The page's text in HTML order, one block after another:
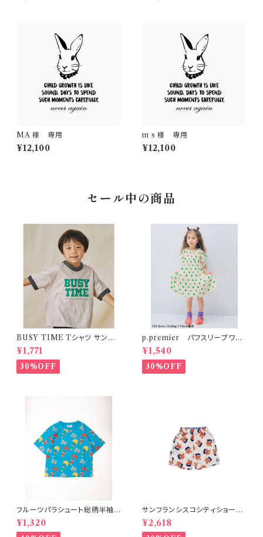
MA 様 専用
¥12,100
m s 様 専用
¥12,100
セール中の商品
BUSY TIME Tシャツ サンド S
-XL
¥1,771
30%OFF
p.premier パフスリーブワン
ピース ドット柄
¥1,540
30%OFF
フルーツパラシュート総柄半袖T
シャツ ブルー
¥1,320
サンフランシスコシティショー
ツ オフホワイト 150-160
¥2,618